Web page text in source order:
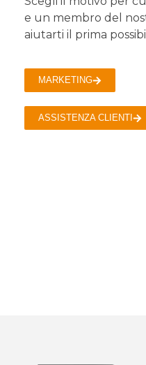
e un membro del
aiutarti il prima
MARKETING
ASSISTENZA CLIENTI